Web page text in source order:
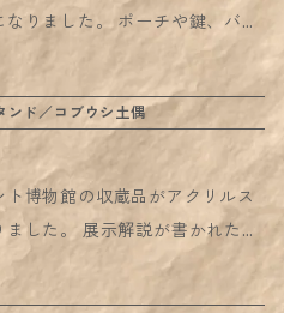
りました。 ポーチや鍵、バッ
けて、どこへでも持ち運んで
定ですので、 お気に入りの展
ただけましたら。 サイズ：
台紙のサイズが105 × 74mmで
サイズの参考とされてくださ
ンド／コブウシ土偶
ト博物館の収蔵品がアクリルス
ました。 展示解説が書かれたキ
一緒にアクスタ化しているの